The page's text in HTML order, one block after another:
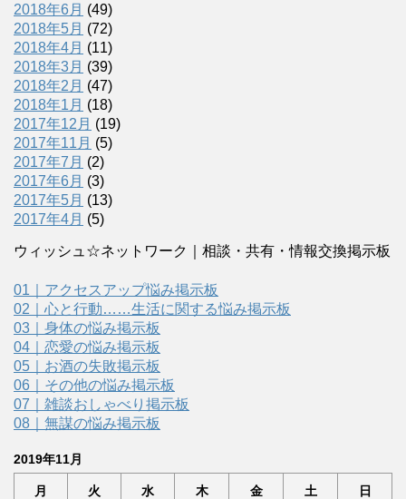
2018年6月 (49)
2018年5月 (72)
2018年4月 (11)
2018年3月 (39)
2018年2月 (47)
2018年1月 (18)
2017年12月 (19)
2017年11月 (5)
2017年7月 (2)
2017年6月 (3)
2017年5月 (13)
2017年4月 (5)
ウィッシュ☆ネットワーク｜相談・共有・情報交換掲示板
01｜アクセスアップ悩み掲示板
02｜心と行動……生活に関する悩み掲示板
03｜身体の悩み掲示板
04｜恋愛の悩み掲示板
05｜お酒の失敗掲示板
06｜その他の悩み掲示板
07｜雑談おしゃべり掲示板
08｜無謀の悩み掲示板
2019年11月
月 火 水 木 金 土 日